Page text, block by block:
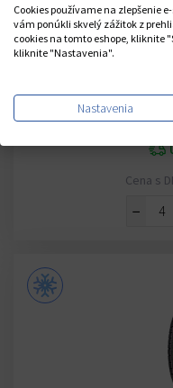
Cena s
−
Cookies používame na zlepšenie
vám ponúkli skvelý zážitok z
cookies na tomto eshope, kliknite
kliknite "Nastavenia".
Nastavenia